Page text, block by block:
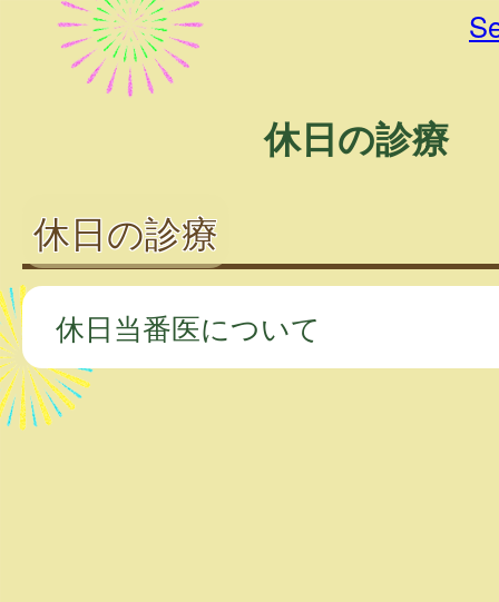
休日の診療
休日の診療
休日当番医について